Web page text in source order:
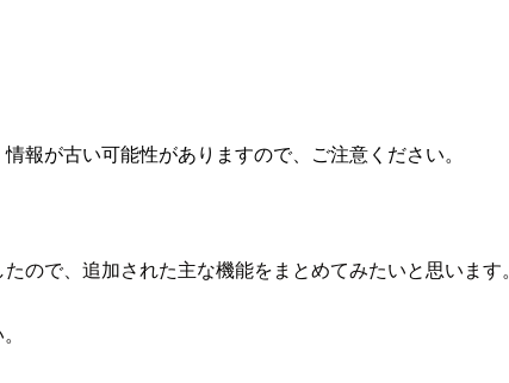
報が古い可能性がありますので、ご注意ください。
ので、追加された主な機能をまとめてみたいと思います。